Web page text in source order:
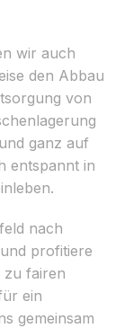
wir auch
den Abbau
von
ganz auf
entspannt in
nach
profitiere
zu fairen
ein
gemeinsam